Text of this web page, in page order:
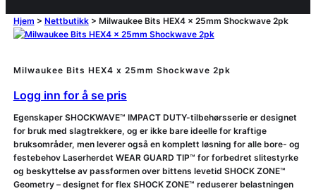
Hjem > Nettbutikk> Milwaukee Bits HEX4 x 25mm Shockwave 2pk
Milwaukee Bits HEX4 x 25mm Shockwave 2pk
Logg inn for å se pris
Egenskaper SHOCKWAVE™ IMPACT DUTY-tilbehørsserie er designet
for bruk med slagtrekkere, og er ikke bare ideelle for kraftige
bruksområder, men leverer også en komplett løsning for alle bore- og
festebehov Laserherdet WEAR GUARD TIP™ for forbedret slitestyrke
og beskyttelse av passformen over bittens levetid SHOCK ZONE™
Geometry – designet for flex SHOCK ZONE™ reduserer belastningen